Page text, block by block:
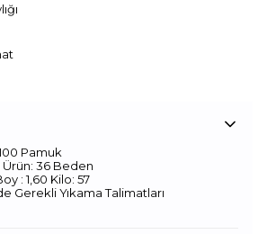
Pamuk
36 Beden
: 1,60 Kilo: 57
Gerekli Yıkama Talimatları